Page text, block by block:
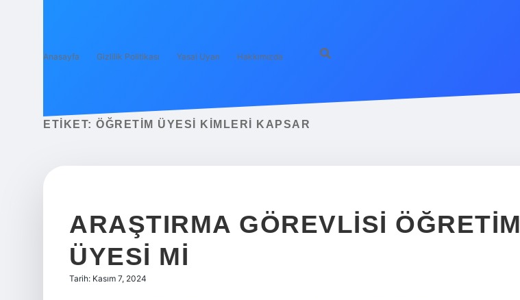
Anasayfa Gizlilik Politikası Yasal Uyarı Hakkımızda
ETIKET: ÖĞRETIM ÜYESI KIMLERI KAPSAR
ARAŞTIRMA GÖREVLISI ÖĞRETIM
ÜYESI MI
Tarih: Kasım 7, 2024